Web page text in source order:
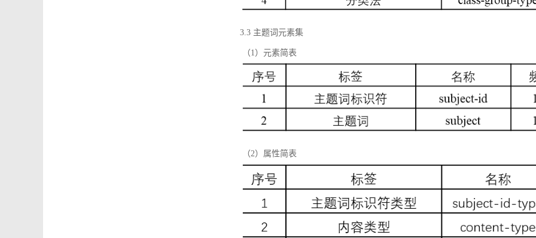
3.3 主题词元素集
（1）元素简表
（2）属性简表